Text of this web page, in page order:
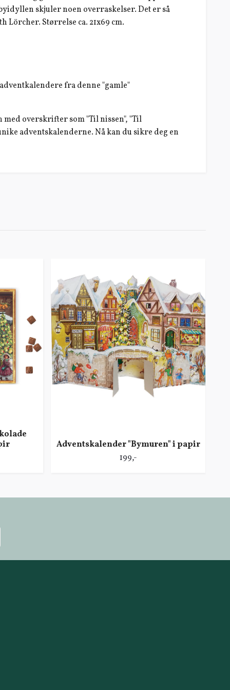
skjuler noen overraskelser. Det er så
Lörcher. Størrelse ca. 21x69 cm.
fra denne "gamle"
overskrifter som "Til nissen", "Til
adventskalenderne. Nå kan du sikre deg en
Adventskalender "Bymuren" i papir
199,-